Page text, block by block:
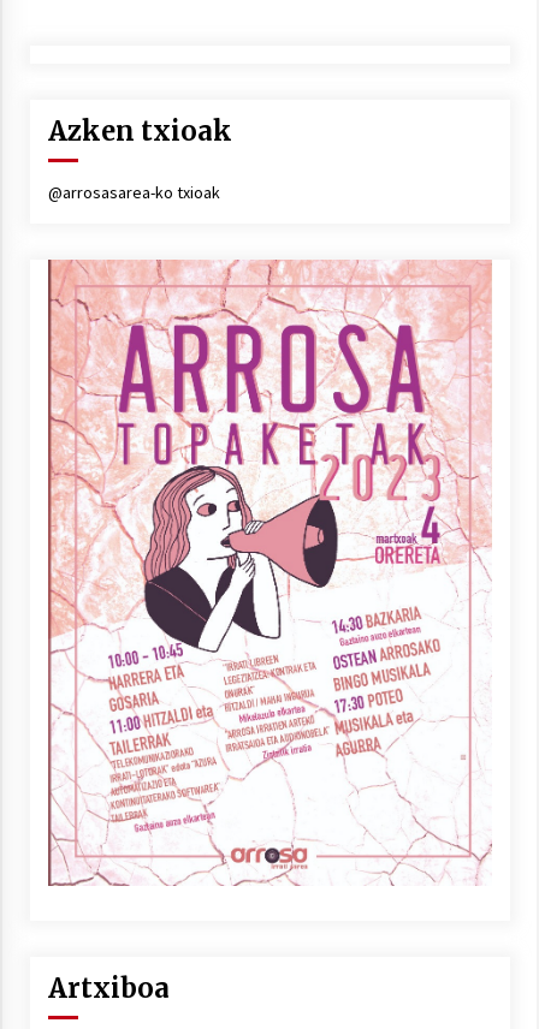
2021/06/30
Azken txioak
@arrosasarea-ko txioak
Artxiboa